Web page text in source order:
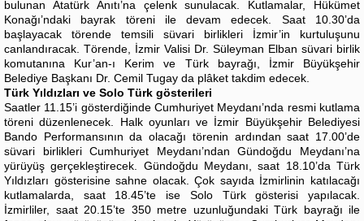
bulunan Atatürk Anıtı’na çelenk sunulacak. Kutlamalar, Hükümet
Konağı’ndaki bayrak töreni ile devam edecek. Saat 10.30’da
başlayacak törende temsili süvari birlikleri İzmir’in kurtuluşunu
canlandıracak. Törende, İzmir Valisi Dr. Süleyman Elban süvari birlik
komutanına Kur’an-ı Kerim ve Türk bayrağı, İzmir Büyükşehir
Belediye Başkanı Dr. Cemil Tugay da plâket takdim edecek.
Türk Yıldızları ve Solo Türk gösterileri
Saatler 11.15’i gösterdiğinde Cumhuriyet Meydanı’nda resmi kutlama
töreni düzenlenecek. Halk oyunları ve İzmir Büyükşehir Belediyesi
Bando Performansının da olacağı törenin ardından saat 17.00’de
süvari birlikleri Cumhuriyet Meydanı’ndan Gündoğdu Meydanı’na
yürüyüş gerçekleştirecek. Gündoğdu Meydanı, saat 18.10’da Türk
Yıldızları gösterisine sahne olacak. Çok sayıda İzmirlinin katılacağı
kutlamalarda, saat 18.45’te ise Solo Türk gösterisi yapılacak.
İzmirliler, saat 20.15’te 350 metre uzunluğundaki Türk bayrağı ile